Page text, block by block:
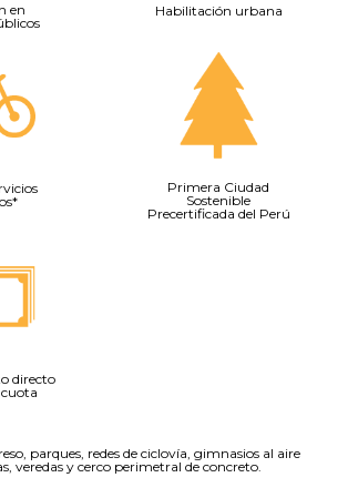
en
Habilitación urbana
Primera Ciudad
Sostenible
Precertificada del Perú
directo
parques, redes de ciclovía, gimnasios al aire
veredas y cerco perimetral de concreto.